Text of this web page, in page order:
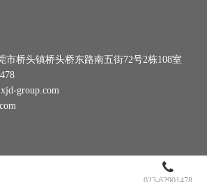
头镇桥头桥东路南五街72号2栋108室
group.com